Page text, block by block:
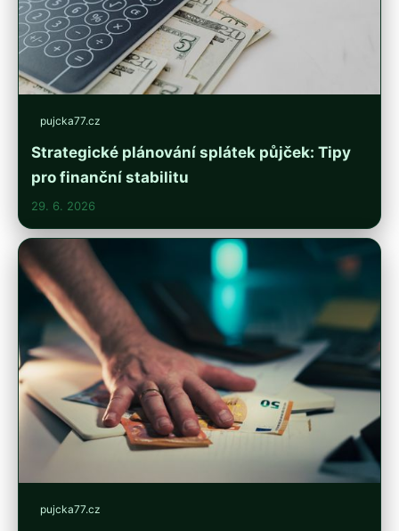
pujcka77.cz
Strategické plánování splátek půjček: Tipy
pro finanční stabilitu
29. 6. 2026
pujcka77.cz